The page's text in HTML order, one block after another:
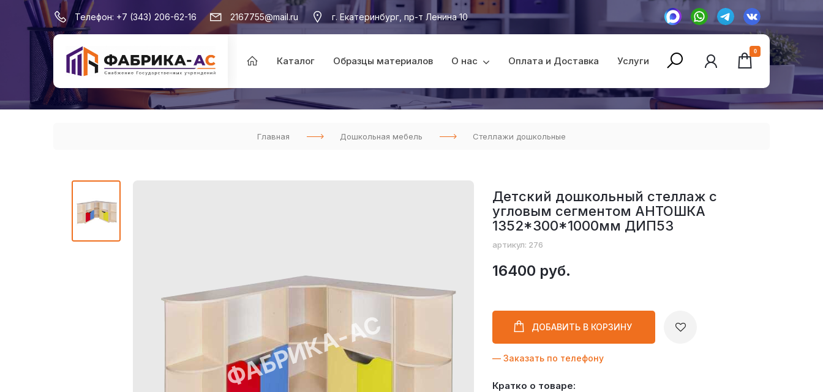
Телефон: +7 (343) 206-62-16 2167755@mail.ru г. Екатеринбург, пр-т Ленина 10
Каталог Образцы материалов О нас Оплата и Доставка Услуги
0
Главная Дошкольная мебель Стеллажи дошкольные
Детский дошкольный стеллаж с
угловым сегментом АНТОШКА
1352*300*1000мм ДИП53
артикул: 276
16400 руб.
ДОБАВИТЬ В КОРЗИНУ
— Заказать по телефону
Кратко о товаре: